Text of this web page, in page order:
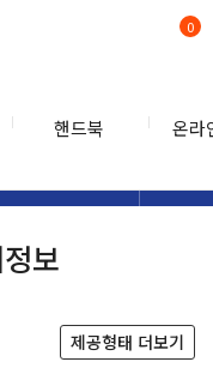
핸드북 온라
0
보
제공형태 더보기